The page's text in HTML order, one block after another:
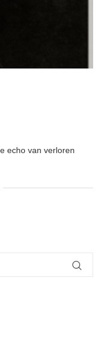
echo van verloren